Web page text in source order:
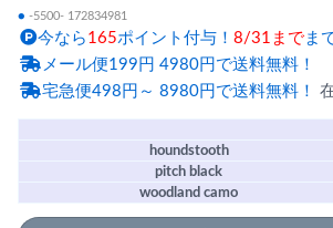
● -5500- 172834981
今なら 165ポイント付与！ 8/31まで ま
メール便199円 4980円で送料無料！
宅急便498円～ 8980円で送料無料！
houndstooth
pitch black
woodland camo